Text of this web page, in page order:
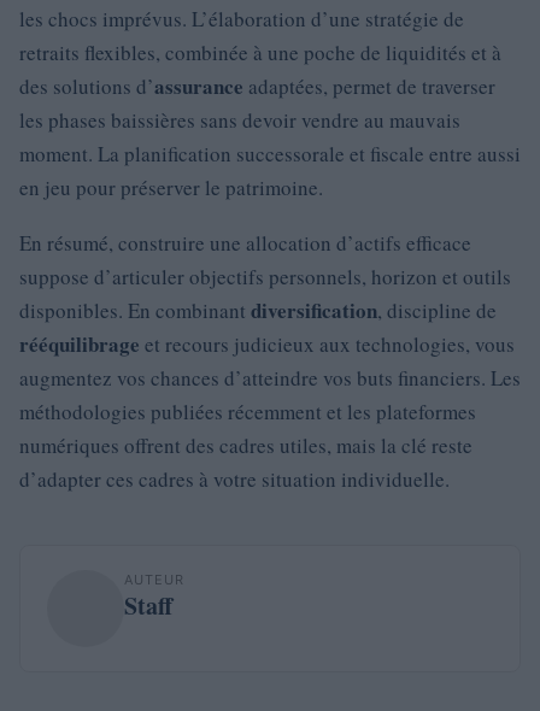
les chocs imprévus. L’élaboration d’une stratégie de
retraits flexibles, combinée à une poche de liquidités et à
des solutions d’assurance adaptées, permet de traverser
les phases baissières sans devoir vendre au mauvais
moment. La planification successorale et fiscale entre aussi
en jeu pour préserver le patrimoine.
En résumé, construire une allocation d’actifs efficace
suppose d’articuler objectifs personnels, horizon et outils
disponibles. En combinant diversification, discipline de
rééquilibrage et recours judicieux aux technologies, vous
augmentez vos chances d’atteindre vos buts financiers. Les
méthodologies publiées récemment et les plateformes
numériques offrent des cadres utiles, mais la clé reste
d’adapter ces cadres à votre situation individuelle.
AUTEUR
Staff